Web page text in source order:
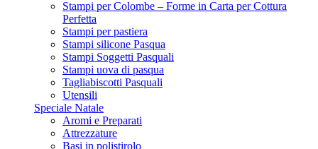
Stampi per Colombe – Forme in Carta per Cottura
Perfetta
Stampi per pastiera
Stampi silicone Pasqua
Stampi Soggetti Pasquali
Stampi uova di pasqua
Tagliabiscotti Pasquali
Utensili
Speciale Natale
Aromi e Preparati
Attrezzature
Basi in polistirolo